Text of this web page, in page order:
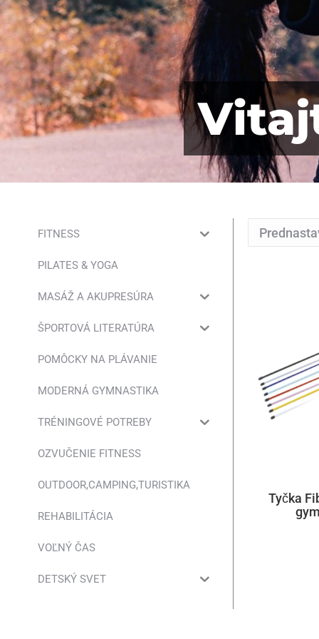
Tyčka
FITNESS
PILATES & YOGA
MASÁŽ A AKUPRESÚRA
ŠPORTOVÁ LITERATÚRA
POMÔCKY NA PLÁVANIE
MODERNÁ GYMNASTIKA
TRÉNINGOVÉ POTREBY
OZVUČENIE FITNESS
OUTDOOR,CAMPING,TURISTIKA
REHABILITÁCIA
VOĽNÝ ČAS
DETSKÝ SVET